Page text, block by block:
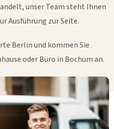
unser Team steht Ihnen
Ausführung zur Seite.
Berlin und kommen Sie
oder Büro in Bochum an.